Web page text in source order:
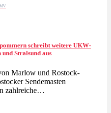
schreibt weitere UKW-
und Stralsund aus
Marlow und Rostock-
Sendemasten
zahlreiche…